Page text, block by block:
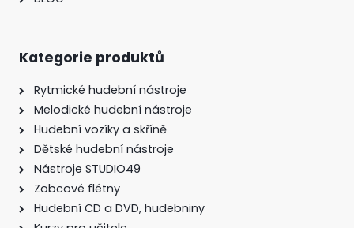
Kategorie produktů
Rytmické hudební nástroje
Melodické hudební nástroje
Hudební vozíky a skříně
Dětské hudební nástroje
Nástroje STUDIO49
Zobcové flétny
Hudební CD a DVD, hudebniny